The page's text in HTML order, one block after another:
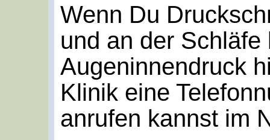
Wenn Du
und an der
Augeninnendruck
Klinik eine
anrufen kannst im